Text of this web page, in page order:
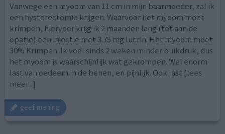
Vanwege een myoom van 11 cm in mijn baarmoeder, zal ik
een hysterectomie krijgen. Waarvoor het myoom moet
krimpen, hiervoor krijg ik 2 maanden lang (tot aan de
opatie) een injectie met 3.75 mg lucrin. Het myoom moet
30% Krimpen. Ik voel sinds 2 weken minder buikdruk, dus
het myoom is waarschijnlijk wat gekrompen. Wel enorm
last van oedeem in de benen, en pijnlijk. Ook last [lees
meer...]
geef mening